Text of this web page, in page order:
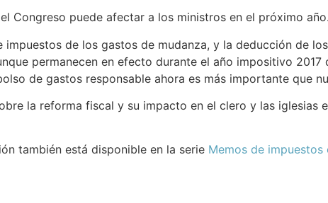
Congreso puede afectar a los ministros en el próximo año.
de los gastos de mudanza, y la deducción de
permanecen en efecto durante el año impositivo 2017
de gastos responsable ahora es más importante que
la reforma fiscal y su impacto en el clero y las iglesias
también está disponible en la serie Memos de impuestos